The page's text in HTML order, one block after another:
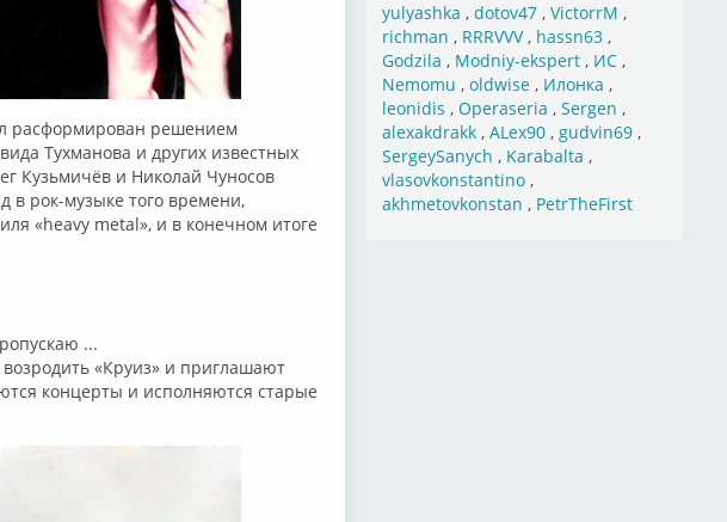
расформирован решением
Тухманова и других известных
Кузьмичёв и Николай Чуносов
в рок-музыке того времени,
«heavy metal», и в конечном итоге
...
«Круиз» и приглашают
концерты и исполняются старые
yulyashka , dotov47, VictorrM ,
richman , RRRVVV, hassn63,
Godzila , Modniy-ekspert, ИС,
Nemomu , oldwise, Илонка ,
leonidis , Operaseria , Sergen ,
alexakdrakk, ALex90, gudvin69,
SergeySanych , Karabalta ,
vlasovkonstantino,
akhmetovkonstan , PetrTheFirst